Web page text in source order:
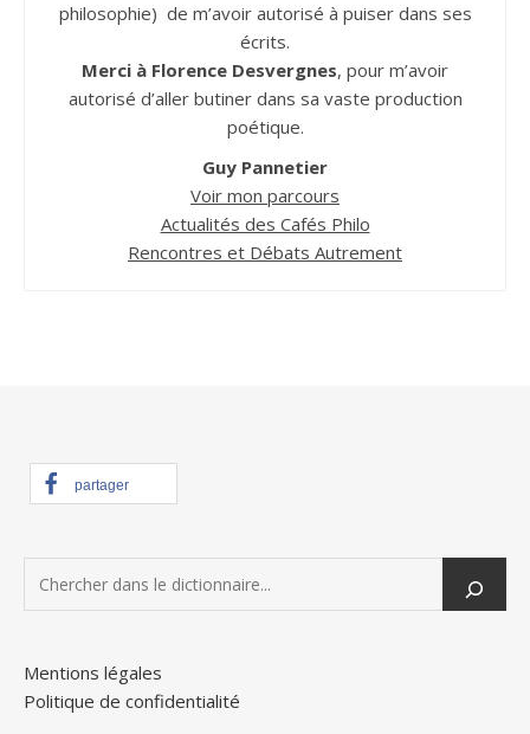
philosophie) de m’avoir autorisé à puiser dans ses
écrits.
Merci à Florence Desvergnes, pour m’avoir
autorisé d’aller butiner dans sa vaste production
poétique.
Guy Pannetier
Voir mon parcours
Actualités des Cafés Philo
Rencontres et Débats Autrement
partager
Mentions légales
Politique de confidentialité